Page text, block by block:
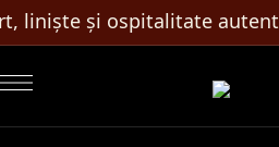
și ospitalitate